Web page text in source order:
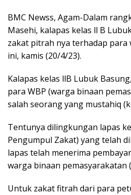
BMC Newss, Agam-Dalam
Masehi, kalapas kelas ll B
zakat pitrah nya terhadap para
ini, kamis (20/4/23).
Kalapas kelas llB Lubuk
para WBP (warga binaan
salah seorang yang mustahiq
Tentunya dilingkungan lapas
Pengumpul Zakat) yang telah
lapas telah menerima
warga binaan pemasyarakatan
Untuk zakat fitrah dari para